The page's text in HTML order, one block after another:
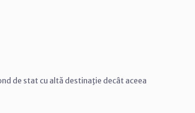
de stat cu altă destinaţie decât aceea